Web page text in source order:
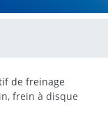
de freinage
frein à disque